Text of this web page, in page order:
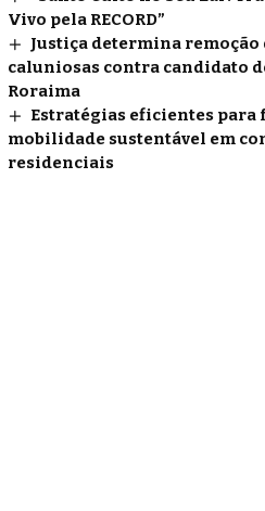
Vivo pela RECORD”
Justiça determina
caluniosas contra candidato
Roraima
Estratégias eficientes para
mobilidade sustentável em
residenciais